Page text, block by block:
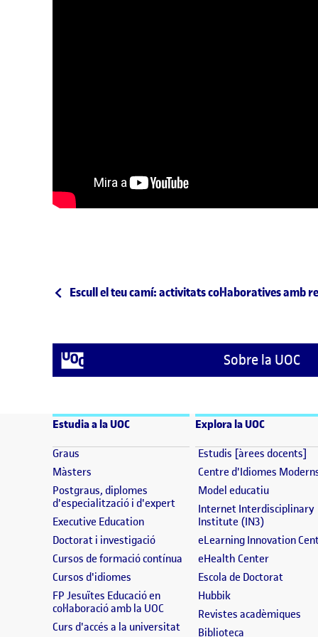
Navegació d'entrades
Entrada anterior
Escull el teu camí: activitats col·laboratives amb
Sobre la UOC
Estudia a la UOC
Graus (s'obre en una finestra nova)
Màsters (s'obre en una finestra nova)
Postgraus, diplomes
d'especialització i d'expert(s'obre en una finestra nova)
Executive Education(s'obre en una finestra nova)
Doctorat i investigació(s'obre en una finestra nova)
Cursos de formació contínua (s'obre en una finestra nova)
Cursos d'idiomes (s'obre en una finestra nova)
FP Jesuïtes Educació en
col·laboració amb la UOC(s'obre en una finestra nova)
Curs d'accés a la universitat(s'obre en una finestra nova)
Explora la UOC
Estudis [àrees docents]
Centre d'Idiomes
Model educatiu(s'obre en
Internet Interdisciplinary
Institute (IN3)(s'obre en
eLearning Innovation
eHealth Center(s'obre en
Escola de Doctorat(s'obre
Hubbik(s'obre en una
Revistes acadèmiques
Biblioteca(s'obre en una